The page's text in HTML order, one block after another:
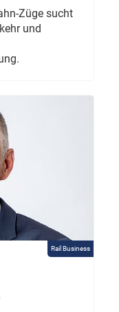
Züge sucht
und
Rail Business